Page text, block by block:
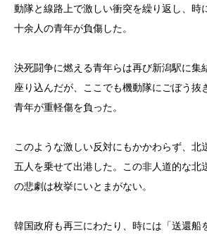
動隊と線路上で激しい衝突を繰り返し、時
十余人の青年が負傷した。
決死闘争に燃える青年らは再び新潟駅に集
座り込んだが、ここでも機動隊にごぼう抜
青年が重軽傷を負った。
このような激しい反対にもかかわらず、北
五人を乗せて出港した。この非人道的な北
の悲劇は枚挙にいとまがない。
韓国政府も再三にわたり、時には「送還船